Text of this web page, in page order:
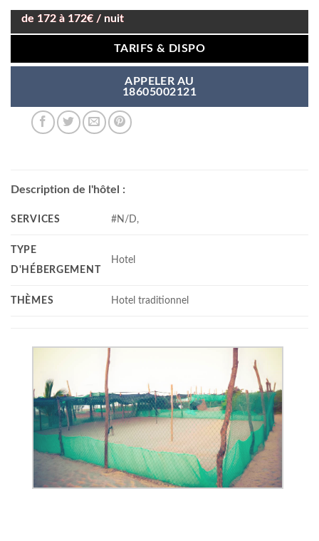
de 172 à 172€ / nuit
TARIFS & DISPO
APPELER AU
18605002121
Description de l'hôtel :
SERVICES #N/D,
TYPE
D'HÉBERGEMENT
Hotel
THÈMES Hotel traditionnel